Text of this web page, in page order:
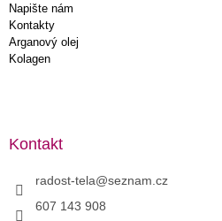
Napište nám
Kontakty
Arganový olej
Kolagen
Kontakt
radost-tela@seznam.cz
607 143 908